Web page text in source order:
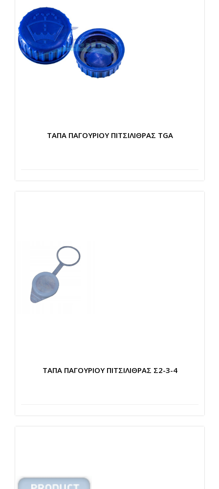
ΤΑΠΑ ΠΑΓΟΥΡΙΟΥ ΠΙΤΣΙΛΙΘΡΑΣ TGA
ΤΑΠΑ ΠΑΓΟΥΡΙΟΥ ΠΙΤΣΙΛΙΘΡΑΣ Σ2-3-4